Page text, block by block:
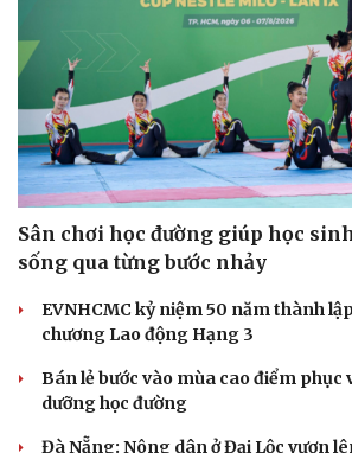
Sân chơi học đường giúp học
sống qua từng bước nhảy
EVNHCMC kỷ niệm 50 năm thành
chương Lao động Hạng 3
Bán lẻ bước vào mùa cao điểm phục
dưỡng học đường
Đà Nẵng: Nông dân ở Đại Lộc vươn